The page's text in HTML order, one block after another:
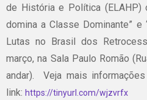
de História e Política (ELAHP)
domina a Classe Dominante” e
Lutas no Brasil dos
março, na Sala Paulo Romão
andar). Veja mais
link: https://tinyurl.com/wjzvrfx